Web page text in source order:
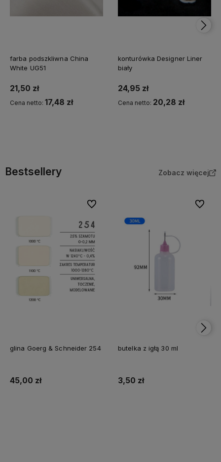
farba podszkliwna China
White UG51
21,50 zł
Cena netto: 17,48 zł
konturówka Designer Liner
biały
24,95 zł
Cena netto: 20,28 zł
Bestsellery Zobacz więcej
glina Goerg & Schneider 254
45,00 zł
Do ulubionych
butelka z igłą 30 ml
3,50 zł
Do